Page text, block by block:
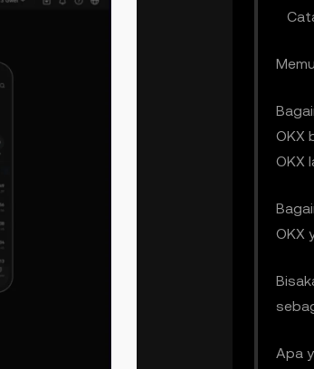
OKX
OKX
OKX
Apa